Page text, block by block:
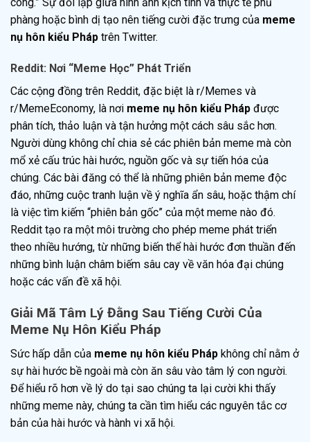
phàng hoặc bình dị tạo nên tiếng cười đặc trưng của meme
nụ hôn kiểu Pháp trên Twitter.
Reddit: Nơi “Meme Học” Phát Triển
Các cộng đồng trên Reddit, đặc biệt là r/Memes và
r/MemeEconomy, là nơi meme nụ hôn kiểu Pháp được
phân tích, thảo luận và tận hưởng một cách sâu sắc hơn.
Người dùng không chỉ chia sẻ các phiên bản meme mà còn
mổ xẻ cấu trúc hài hước, nguồn gốc và sự tiến hóa của
chúng. Các bài đăng có thể là những phiên bản meme độc
đáo, những cuộc tranh luận về ý nghĩa ẩn sâu, hoặc thậm chí
là việc tìm kiếm “phiên bản gốc” của một meme nào đó.
Reddit tạo ra một môi trường cho phép meme phát triển
theo nhiều hướng, từ những biến thể hài hước đơn thuần đến
những bình luận châm biếm sâu cay về văn hóa đại chúng
hoặc các vấn đề xã hội.
Giải Mã Tâm Lý Đằng Sau Tiếng Cười Của
Meme Nụ Hôn Kiểu Pháp
Sức hấp dẫn của meme nụ hôn kiểu Pháp không chỉ nằm ở
sự hài hước bề ngoài mà còn ăn sâu vào tâm lý con người.
Để hiểu rõ hơn về lý do tại sao chúng ta lại cười khi thấy
những meme này, chúng ta cần tìm hiểu các nguyên tắc cơ
bản của hài hước và hành vi xã hội.